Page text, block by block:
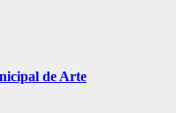
de Arte